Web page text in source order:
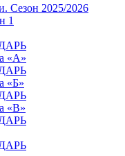
Сезон 2025/2026
1
«А»
«Б»
«В»